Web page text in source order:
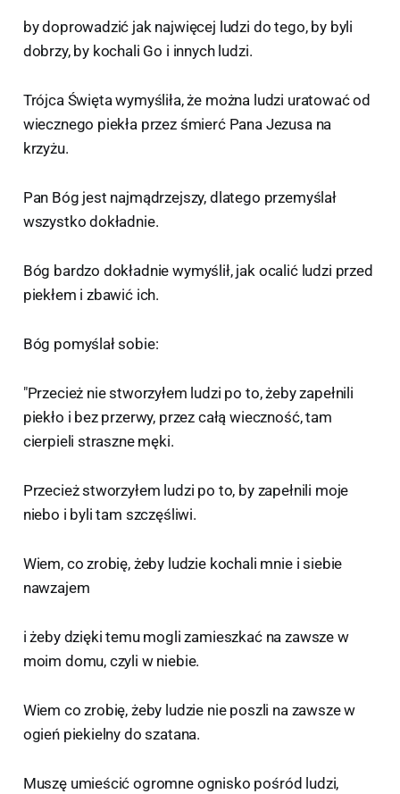
by doprowadzić jak najwięcej ludzi do tego, by byli
dobrzy, by kochali Go i innych ludzi.
Trójca Święta wymyśliła, że można ludzi uratować od
wiecznego piekła przez śmierć Pana Jezusa na
krzyżu.
Pan Bóg jest najmądrzejszy, dlatego przemyślał
wszystko dokładnie.
Bóg bardzo dokładnie wymyślił, jak ocalić ludzi przed
piekłem i zbawić ich.
Bóg pomyślał sobie:
"Przecież nie stworzyłem ludzi po to, żeby zapełnili
piekło i bez przerwy, przez całą wieczność, tam
cierpieli straszne męki.
Przecież stworzyłem ludzi po to, by zapełnili moje
niebo i byli tam szczęśliwi.
Wiem, co zrobię, żeby ludzie kochali mnie i siebie
nawzajem
i żeby dzięki temu mogli zamieszkać na zawsze w
moim domu, czyli w niebie.
Wiem co zrobię, żeby ludzie nie poszli na zawsze w
ogień piekielny do szatana.
Muszę umieścić ogromne ognisko pośród ludzi,